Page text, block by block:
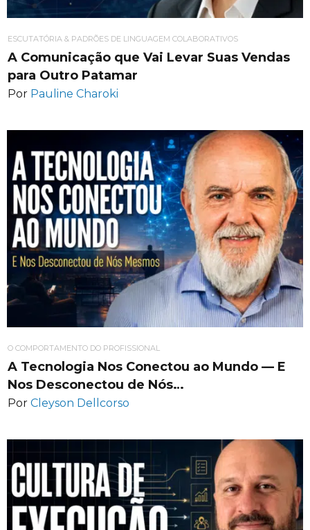
ESCUTATÓRIA & PADRÕES DE LINGUAGEM COLABORATIVOS
A Comunicação que Vai Levar Suas Vendas
para Outro Patamar
Por Pauline Charoki
O COMPORTAMENTO DO PROFISSIONAL
A Tecnologia Nos Conectou ao Mundo — E
Nos Desconectou de Nós…
Por Cleyson Dellcorso